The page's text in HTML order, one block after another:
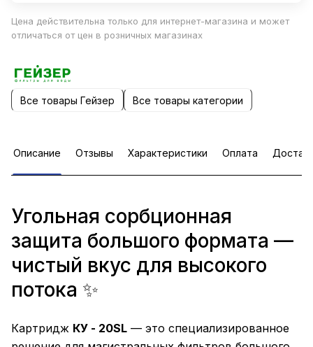
Цена действительна только для интернет-магазина и может
отличаться от цен в розничных магазинах
Все товары Гейзер Все товары категории
Описание Отзывы Характеристики Оплата
Угольная сорбционная
защита большого формата —
чистый вкус для высокого
потока ✨
Картридж КУ - 20SL — это специализированное